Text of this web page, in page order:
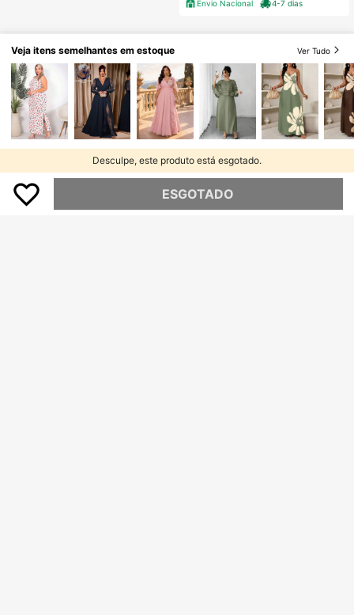
Envio Nacional 4-7 dias
Desculpe, este produto está esgotado.
Veja itens semelhantes em estoque Ver Tudo
ESGOTADO